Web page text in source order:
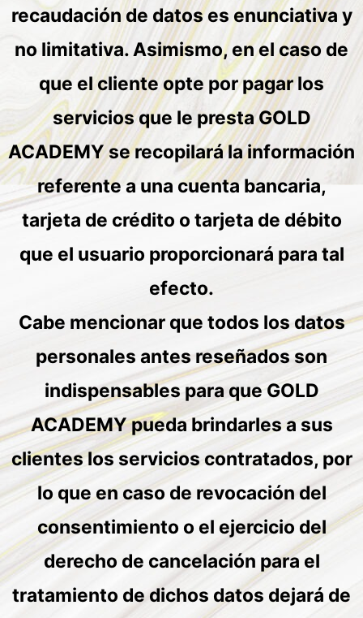
recaudación de datos es enunciativa y
no limitativa. Asimismo, en el caso de
que el cliente opte por pagar los
servicios que le presta GOLD
ACADEMY se recopilará la información
referente a una cuenta bancaria,
tarjeta de crédito o tarjeta de débito
que el usuario proporcionará para tal
efecto.
Cabe mencionar que todos los datos
personales antes reseñados son
indispensables para que GOLD
ACADEMY pueda brindarles a sus
clientes los servicios contratados, por
lo que en caso de revocación del
consentimiento o el ejercicio del
derecho de cancelación para el
tratamiento de dichos datos dejará de